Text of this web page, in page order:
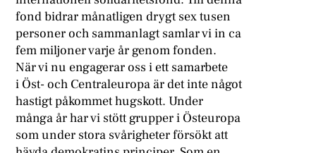
fond bidrar månatligen drygt sex tusen
personer och sammanlagt samlar vi in ca
fem miljoner varje år genom fonden.
När vi nu engagerar oss i ett samarbete
i Öst- och Centraleuropa är det inte något
hastigt påkommet hugskott. Under
många år har vi stött grupper i Östeuropa
som under stora svårigheter försökt att